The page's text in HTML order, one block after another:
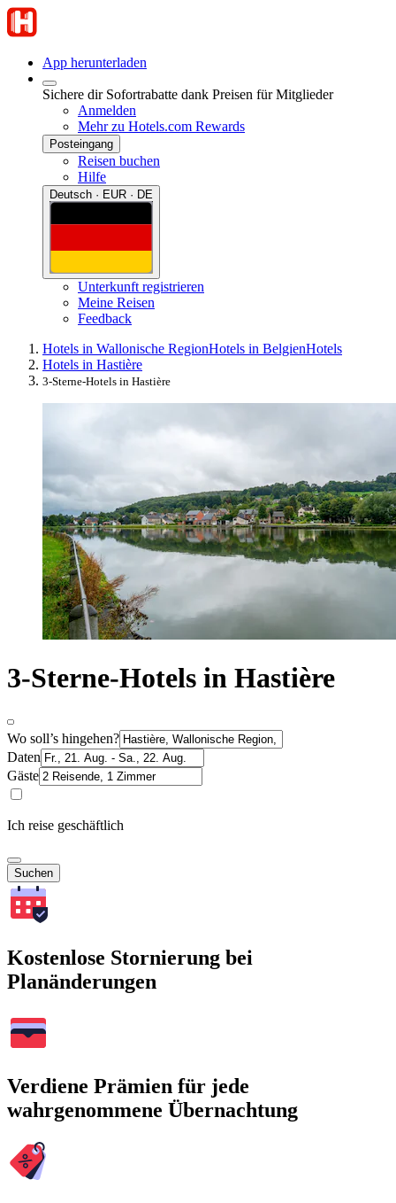
App herunterladen
Sichere dir Sofortrabatte dank Preisen für Mitglieder
Anmelden
Mehr zu Hotels.com Rewards
Posteingang
Reisen buchen
Hilfe
Deutsch · EUR · DE
Unterkunft registrieren
Meine Reisen
Feedback
Hotels in Wallonische RegionHotels in BelgienHotels
Hotels in Hastière
3-Sterne-Hotels in Hastière
3-Sterne-Hotels in Hastière
Wo soll’s hingehen?
Daten
Gäste
Ich reise geschäftlich
Suchen
Kostenlose Stornierung bei
Planänderungen
Verdiene Prämien für jede
wahrgenommene Übernachtung